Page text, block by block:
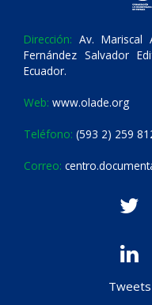
Dirección: Av. Mariscal
Fernández Salvador
Ecuador.
Web: www.olade.org
Teléfono: (593 2) 259
Correo: